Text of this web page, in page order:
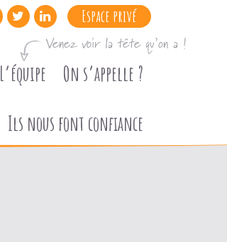
Espace privé
Venez voir la tête qu’on a !
L’équipe
On s’appelle ?
Ils nous font confiance